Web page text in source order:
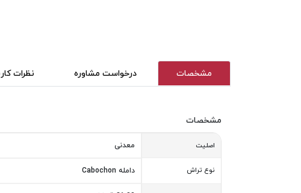
مشخصات درخواست مشاوره نظرات
مشخصات
اصلیت معدنی
نوع تراش دامله Cabochon